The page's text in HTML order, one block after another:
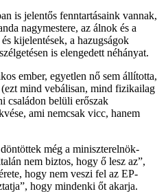
is jelentős fenntartásaink vannak,
nagymestere, az álnok és a
kijelentések, a hazugságok
is elengedett néhányat.
ember, egyetlen nő sem állította,
mind vebálisan, mind fizikailag
családon belüli erőszak
ami nemcsak vicc, hanem
még a miniszterelnök-
nem biztos, hogy ő lesz az”,
hogy nem veszi fel az EP-
hogy mindenki őt akarja.